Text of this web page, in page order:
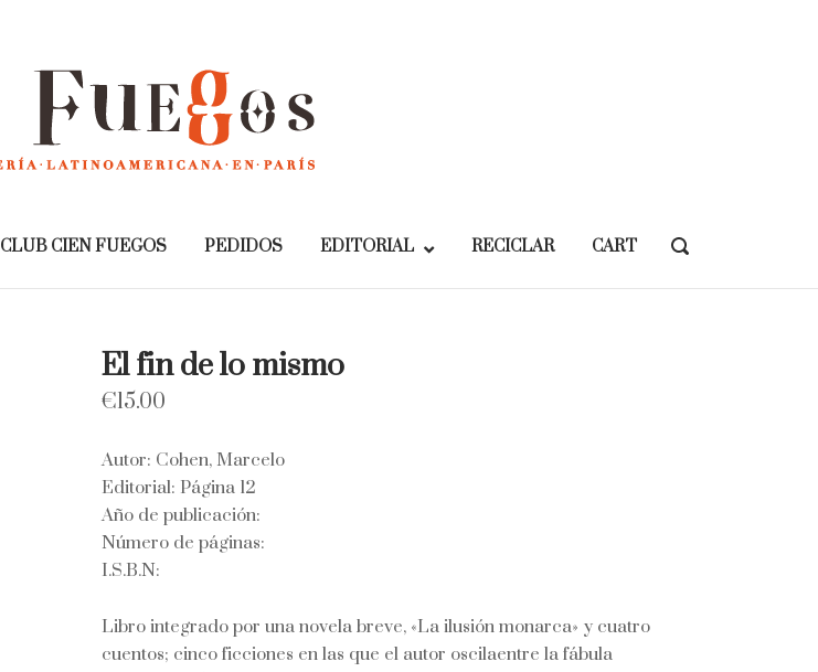
CLUB CIEN FUEGOS PEDIDOS EDITORIAL RECICLAR CART
OPEN
BAR
El fin de lo mismo
€15.00
Autor: Cohen, Marcelo
Editorial: Página 12
Año de publicación:
Número de páginas:
I.S.B.N:
Libro integrado por una novela breve, «La ilusión monarca» y cuatro
cuentos; cinco ficciones en las que el autor oscilaentre la fábula